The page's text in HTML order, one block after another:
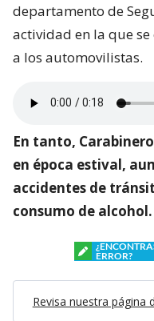
departamento de
actividad en la que
a los automovilistas.
En tanto,
en época estival,
accidentes de
consumo de alcohol.
ERROR?
Revisa nuestra página